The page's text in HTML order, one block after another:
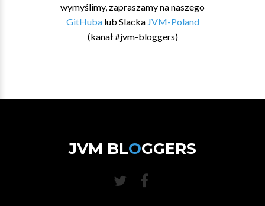
wymyślimy, zapraszamy na naszego
GitHubalub Slacka JVM-Poland
(kanał #jvm-bloggers)
JVM BLOGGERS